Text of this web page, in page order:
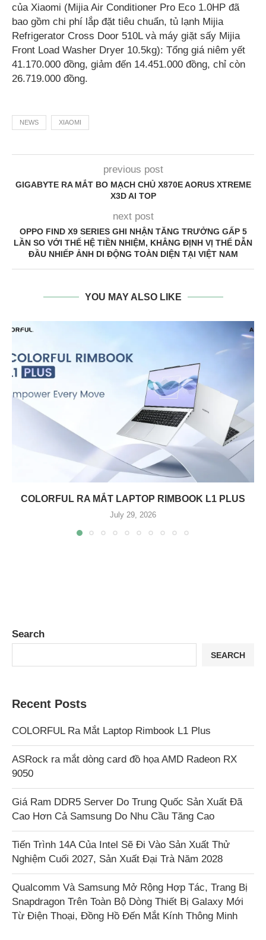
của Xiaomi (Mijia Air Conditioner Pro Eco 1.0HP đã
bao gồm chi phí lắp đặt tiêu chuẩn, tủ lạnh Mijia
Refrigerator Cross Door 510L và máy giặt sấy Mijia
Front Load Washer Dryer 10.5kg): Tổng giá niêm yết
41.170.000 đồng, giảm đến 14.451.000 đồng, chỉ còn
26.719.000 đồng.
NEWS XIAOMI
previous post
GIGABYTE RA MẮT BO MẠCH CHỦ X870E AORUS XTREME
X3D AI TOP
next post
OPPO FIND X9 SERIES GHI NHẬN TĂNG TRƯỞNG GẤP 5
LẦN SO VỚI THẾ HỆ TIỀN NHIỆM, KHẲNG ĐỊNH VỊ THẾ DẪN
ĐẦU NHIẾP ẢNH DI ĐỘNG TOÀN DIỆN TẠI VIỆT NAM
YOU MAY ALSO LIKE
COLORFUL RA MẮT LAPTOP RIMBOOK L1 PLUS
July 29, 2026
Search
SEARCH
Recent Posts
COLORFUL Ra Mắt Laptop Rimbook L1 Plus
ASRock ra mắt dòng card đồ họa AMD Radeon RX
9050
Giá Ram DDR5 Server Do Trung Quốc Sản Xuất Đã
Cao Hơn Cả Samsung Do Nhu Cầu Tăng Cao
Tiến Trình 14A Của Intel Sẽ Đi Vào Sản Xuất Thử
Nghiệm Cuối 2027, Sản Xuất Đại Trà Năm 2028
Qualcomm Và Samsung Mở Rộng Hợp Tác, Trang Bị
Snapdragon Trên Toàn Bộ Dòng Thiết Bị Galaxy Mới
Từ Điện Thoại, Đồng Hồ Đến Mắt Kính Thông Minh